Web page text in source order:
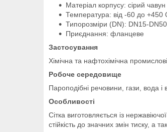
Матеріал корпусу: сірий
Температура: від -60 до +450
Типорозміри (DN): DN15-
Приєднання: фланцеве
Застосування
Хімічна та нафтохімічна
Робоче середовище
Пароподібні речовини, гази, вода і
Особливості
Сітка виготовляється із
стійкість до значних змін тиску, а